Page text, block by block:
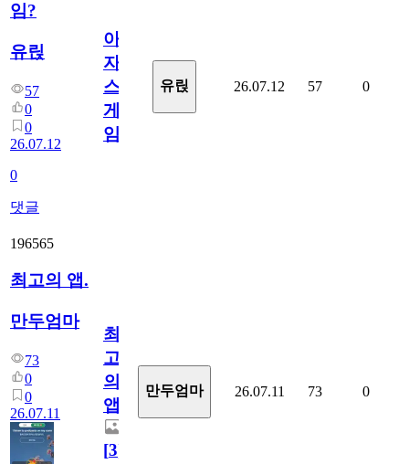
임?
유릱
57
0
0
26.07.12
0
댓글
아
자
스
게
임?
유릱 26.07.12 57 0
196565
최고의 앱.
만두엄마
73
0
0
26.07.11
최
고
의
앱.
[3]
만두엄마 26.07.11 73 0